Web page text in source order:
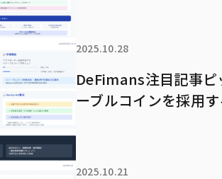
2025.10.28
DeFimans注目記事
ーブルコインを採用
2025.10.21